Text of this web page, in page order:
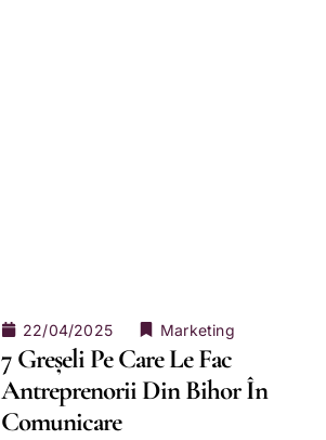
22/04/2025 Marketing
7 Greșeli Pe Care Le Fac
Antreprenorii Din Bihor În
Comunicare